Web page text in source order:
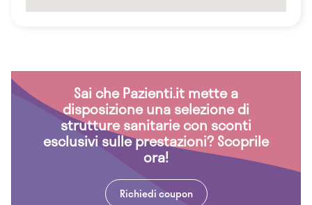
Sai che Pazienti.it mette a
disposizione una selezione di
strutture sanitarie con sconti
esclusivi sulle prestazioni? Scoprile
ora!
Richiedi coupon